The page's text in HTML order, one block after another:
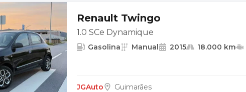
Renault Twingo
1.0 SCe Dynamique
Gasolina Manual 2015 18.000 km
JGAuto Guimarães